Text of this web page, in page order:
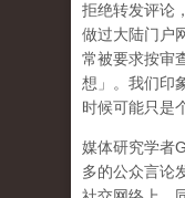
拒绝转发评论
做过大陆门户
常被要求按审
想」。 我们印
时候可能只是
媒体研究学者
多的公众言论